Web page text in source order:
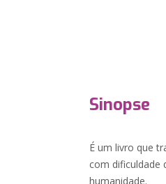
Sinopse
É um livro que
com dificuldade
humanidade.